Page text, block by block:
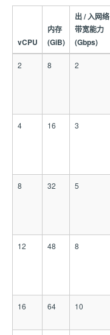
vCPU
内存
(GiB)
出 / 入网络
带宽能力
(Gbps)
2 8 2
4 16 3
8 32 5
12 48 8
16 64 10